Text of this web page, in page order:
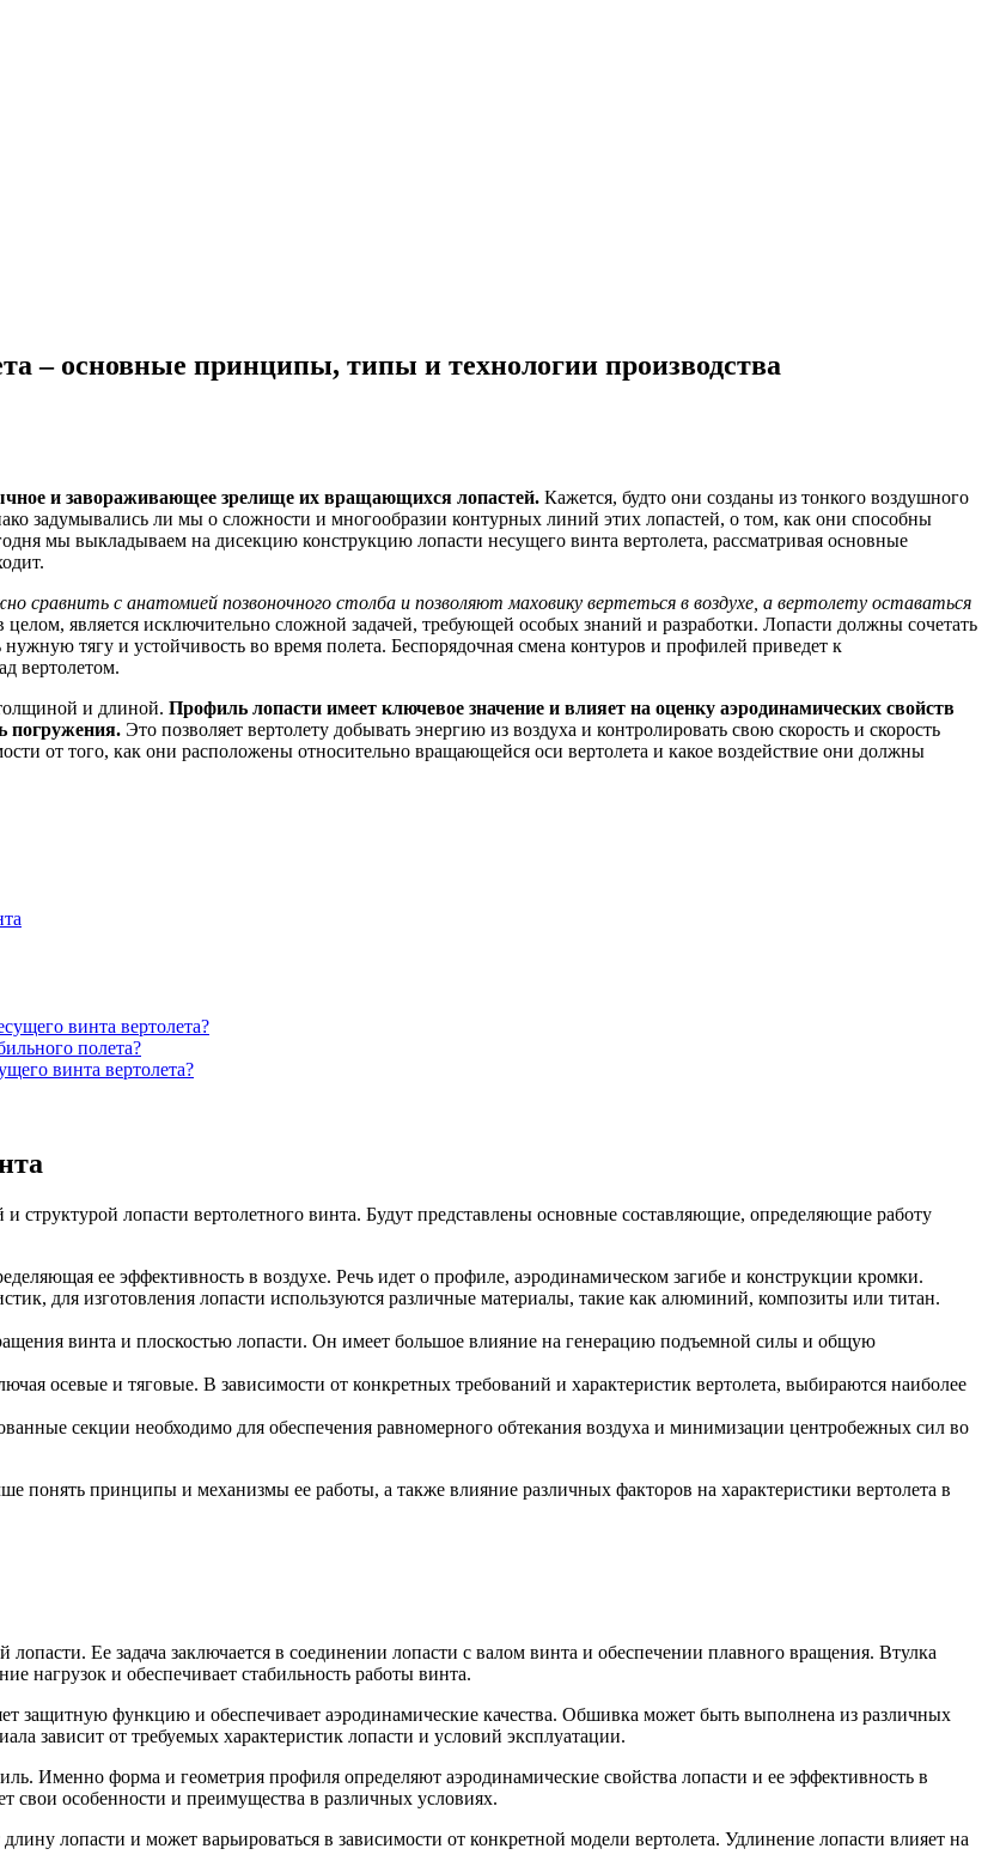
– основные принципы, типы и технологии производства
и завораживающее зрелище их вращающихся лопастей. Кажется, будто они созданы из тонкого воздушного
задумывались ли мы о сложности и многообразии контурных линий этих лопастей, о том, как они способны
мы выкладываем на дисекцию конструкцию лопасти несущего винта вертолета, рассматривая основные
с анатомией позвоночного столба и позволяют маховику вертеться в воздухе, а вертолету оставаться
является исключительно сложной задачей, требующей особых знаний и разработки. Лопасти должны сочетать
тягу и устойчивость во время полета. Беспорядочная смена контуров и профилей приведет к
вертолетом.
и длиной. Профиль лопасти имеет ключевое значение и влияет на оценку аэродинамических свойств
погружения. Это позволяет вертолету добывать энергию из воздуха и контролировать свою скорость и скорость
от того, как они расположены относительно вращающейся оси вертолета и какое воздействие они должны
винта вертолета?
полета?
винта вертолета?
лопасти вертолетного винта. Будут представлены основные составляющие, определяющие работу
ее эффективность в воздухе. Речь идет о профиле, аэродинамическом загибе и конструкции кромки.
для изготовления лопасти используются различные материалы, такие как алюминий, композиты или титан.
винта и плоскостью лопасти. Он имеет большое влияние на генерацию подъемной силы и общую
осевые и тяговые. В зависимости от конкретных требований и характеристик вертолета, выбираются наиболее
секции необходимо для обеспечения равномерного обтекания воздуха и минимизации центробежных сил во
понять принципы и механизмы ее работы, а также влияние различных факторов на характеристики вертолета в
Ее задача заключается в соединении лопасти с валом винта и обеспечении плавного вращения. Втулка
нагрузок и обеспечивает стабильность работы винта.
функцию и обеспечивает аэродинамические качества. Обшивка может быть выполнена из различных
зависит от требуемых характеристик лопасти и условий эксплуатации.
Именно форма и геометрия профиля определяют аэродинамические свойства лопасти и ее эффективность в
особенности и преимущества в различных условиях.
лопасти и может варьироваться в зависимости от конкретной модели вертолета. Удлинение лопасти влияет на